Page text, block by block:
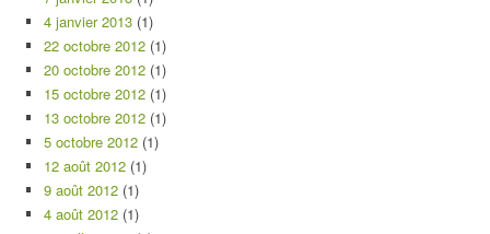
4 janvier 2013 (1)
22 octobre 2012 (1)
20 octobre 2012 (1)
15 octobre 2012 (1)
13 octobre 2012 (1)
5 octobre 2012 (1)
12 août 2012 (1)
9 août 2012 (1)
4 août 2012 (1)